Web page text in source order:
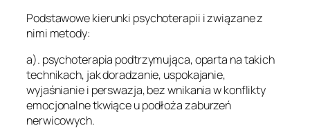
Podstawowe kierunki psychoterapii i związane z
nimi metody:
a). psychoterapia podtrzymująca, oparta na takich
technikach, jak doradzanie, uspokajanie,
wyjaśnianie i perswazja, bez wnikania w konflikty
emocjonalne tkwiące u podłoża zaburzeń
nerwicowych.